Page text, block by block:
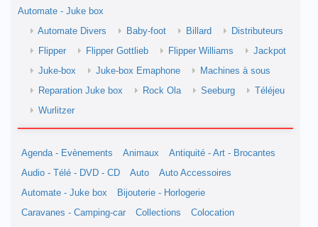
Automate - Juke box
Automate Divers
Baby-foot Billard
Distributeurs
Flipper
Flipper Gottlieb Flipper Williams
Jackpot
Juke-box
Juke-box Emaphone
Machines à sous
Reparation Juke box
Rock Ola Seeburg
Téléjeu
Wurlitzer
Agenda - Evènements Animaux
Antiquité - Art - Brocantes
Audio - Télé - DVD - CD
Auto
Auto Accessoires
Automate - Juke box
Bijouterie - Horlogerie
Caravanes - Camping-car
Collections
Colocation